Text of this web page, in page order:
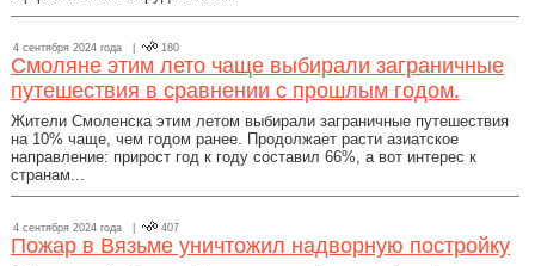
4 сентября 2024 года | 180
Смоляне этим лето чаще выбирали заграничные
путешествия в сравнении с прошлым годом.
Жители Смоленска этим летом выбирали заграничные путешествия
на 10% чаще, чем годом ранее. Продолжает расти азиатское
направление: прирост год к году составил 66%, а вот интерес к
странам...
4 сентября 2024 года | 407
Пожар в Вязьме уничтожил надворную постройку